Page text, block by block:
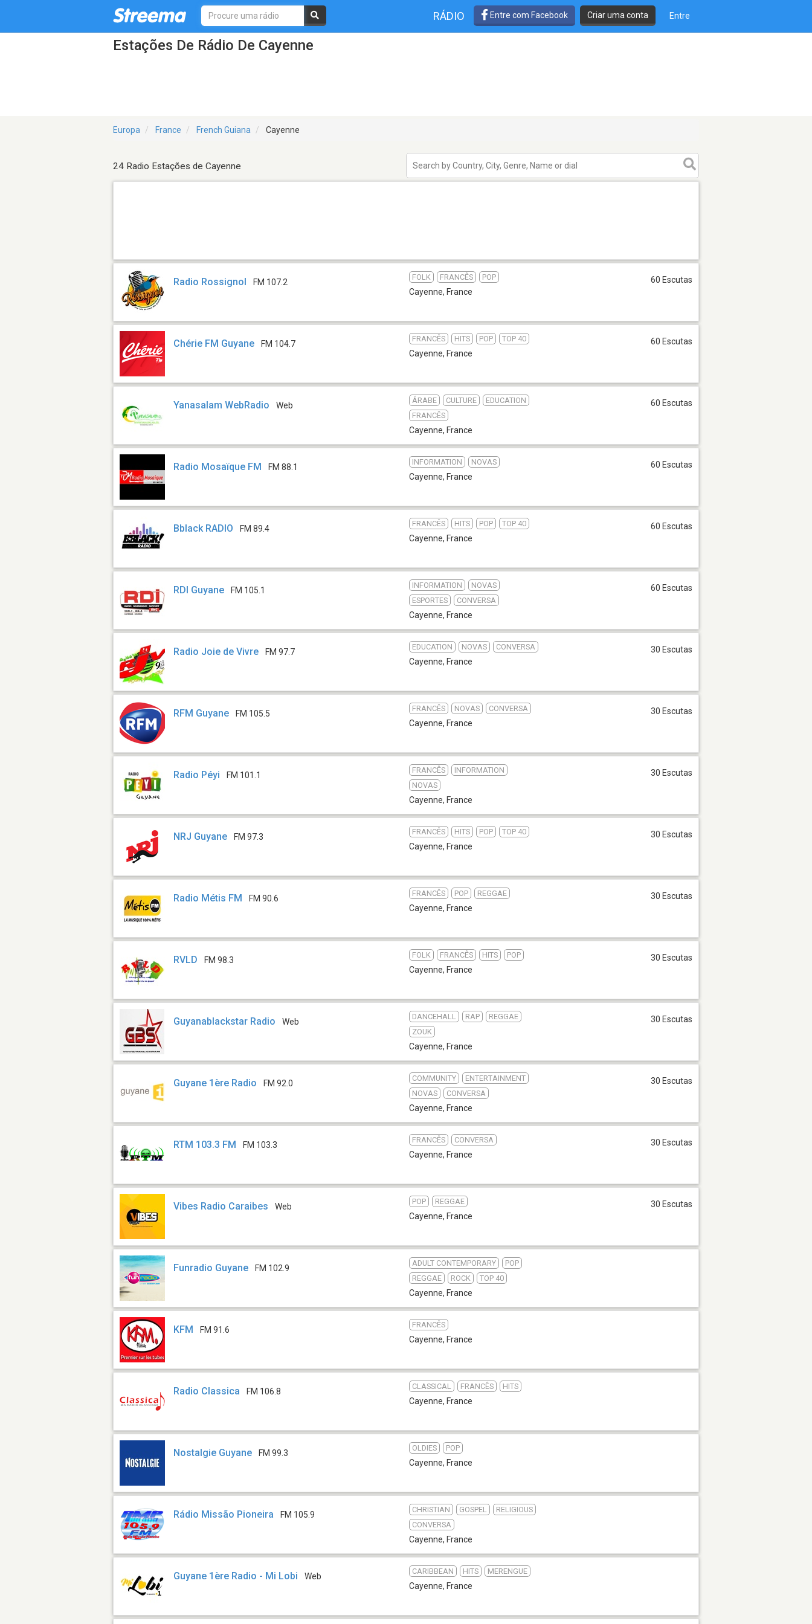
RÁDIO Entre com Facebook Criar uma conta Entre
Estações De Rádio De Cayenne
Europa France French Guiana Cayenne
24 Radio Estações de Cayenne
Radio Rossignol FM 107.2
FOLK FRANCÊS POP
Cayenne, France
60 Escutas
Chérie FM Guyane FM 104.7
FRANCÊS HITS POP TOP 40
Cayenne, France
60 Escutas
Yanasalam WebRadio Web
ÁRABE CULTURE
EDUCATION
FRANCÊS
Cayenne, France
60 Escutas
Radio Mosaïque FM FM 88.1
INFORMATION NOVAS
Cayenne, France
60 Escutas
Bblack RADIO FM 89.4
FRANCÊS HITS POP TOP 40
Cayenne, France
60 Escutas
RDI Guyane FM 105.1
INFORMATION
NOVAS
ESPORTES
CONVERSA
Cayenne, France
60 Escutas
Radio Joie de Vivre FM 97.7
EDUCATION NOVAS CONVERSA
Cayenne, France
30 Escutas
RFM Guyane FM 105.5
FRANCÊS NOVAS CONVERSA
Cayenne, France
30 Escutas
Radio Péyi FM 101.1
FRANCÊS
INFORMATION
NOVAS
Cayenne, France
30 Escutas
NRJ Guyane FM 97.3
FRANCÊS HITS POP TOP 40
Cayenne, France
30 Escutas
Radio Métis FM FM 90.6
FRANCÊS POP REGGAE
Cayenne, France
30 Escutas
RVLD FM 98.3
FOLK FRANCÊS HITS POP
Cayenne, France
30 Escutas
Guyanablackstar Radio Web
DANCEHALL RAP
REGGAE
ZOUK
Cayenne, France
30 Escutas
Guyane 1ère Radio FM 92.0
COMMUNITY
ENTERTAINMENT
NOVAS
CONVERSA
Cayenne, France
30 Escutas
RTM 103.3 FM FM 103.3
FRANCÊS CONVERSA
Cayenne, France
30 Escutas
Vibes Radio Caraibes Web
POP REGGAE
Cayenne, France
30 Escutas
Funradio Guyane FM 102.9
ADULT CONTEMPORARY
POP
REGGAE
ROCK TOP 40
Cayenne, France
KFM FM 91.6
FRANCÊS
Cayenne, France
Radio Classica FM 106.8
CLASSICAL FRANCÊS HITS
Cayenne, France
Nostalgie Guyane FM 99.3
OLDIES POP
Cayenne, France
Rádio Missão Pioneira FM 105.9
CHRISTIAN GOSPEL
RELIGIOUS
CONVERSA
Cayenne, France
Guyane 1ère Radio - Mi Lobi Web
CARIBBEAN HITS MERENGUE
Cayenne, France